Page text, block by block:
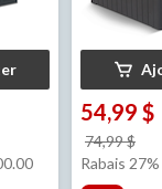
54,99 $
74,99 $
Rabais 27%